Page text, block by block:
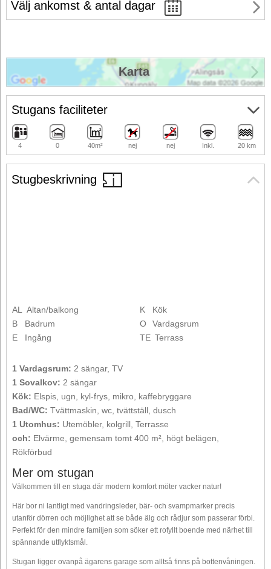
Välj ankomst & antal dagar
Stugbeskrivning
AL Altan/balkong
B
Badrum
E
Ingång
K
Kök
O
Vardagsrum
TE Terrass
1 Vardagsrum: 2 sängar, TV
1 Sovalkov: 2 sängar
Kök: Elspis, ugn, kyl-frys, mikro, kaffebryggare
Bad/WC: Tvättmaskin, wc, tvättställ, dusch
1 Utomhus: Utemöbler, kolgrill, Terrasse
och: Elvärme, gemensam tomt 400 m², högt belägen,
Rökförbud
Mer om stugan
Välkommen till en stuga där modern komfort möter vacker natur!
Här bor ni lantligt med vandringsleder, bär- och svampmarker precis
utanför dörren och möjlighet att se både älg och rådjur som passerar förbi.
Perfekt för den mindre familjen som söker ett rofyllt boende med närhet till
spännande utflyktsmål.
Stugan ligger ovanpå ägarens garage som alltså finns på bottenvåningen.
Stugans faciliteter
4 0 40m² nej nej Inkl. 20 km
Karta